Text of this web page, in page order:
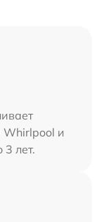
Whirlpool и
3 лет.